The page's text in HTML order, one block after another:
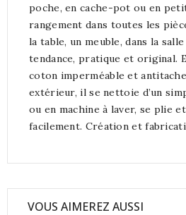
poche, en cache-pot ou en
rangement dans toutes les
la table, un meuble, dans la
tendance, pratique et original.
coton imperméable et
extérieur, il se nettoie d’un
ou en machine à laver, se plie
facilement. Création et
VOUS AIMEREZ AUSSI